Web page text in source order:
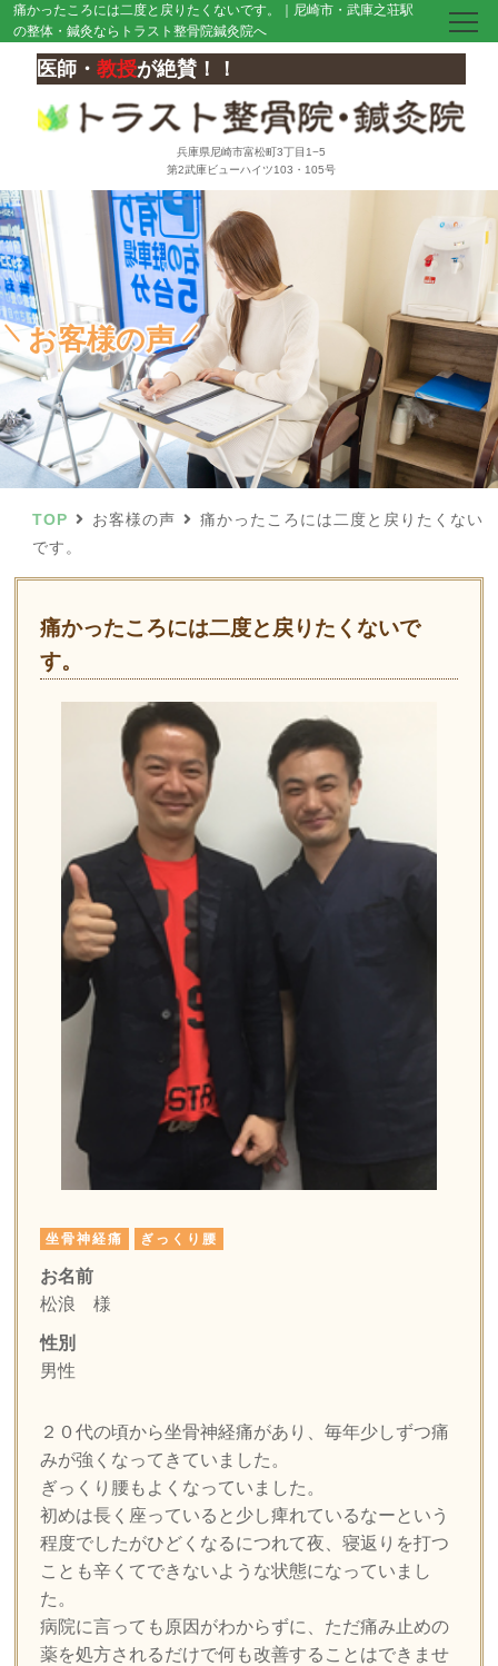
痛かったころには二度と戻りたくないです。｜尼崎市・武庫之荘駅
の整体・鍼灸ならトラスト整骨院鍼灸院へ
医師・教授が絶賛！！
兵庫県尼崎市富松町3丁目1−5
第2武庫ビューハイツ103・105号
お客様の声
TOP お客様の声
痛かったころには二度と戻りたくない
です。
痛かったころには二度と戻りたくないで
す。
坐骨神経痛 ぎっくり腰
お名前
松浪 様
性別
男性
２０代の頃から坐骨神経痛があり、毎年少しずつ痛
みが強くなってきていました。
ぎっくり腰もよくなっていました。
初めは長く座っていると少し痺れているなーという
程度でしたがひどくなるにつれて夜、寝返りを打つ
ことも辛くてできないような状態になっていまし
た。
病院に言っても原因がわからずに、ただ痛み止めの
薬を処方されるだけで何も改善することはできませ